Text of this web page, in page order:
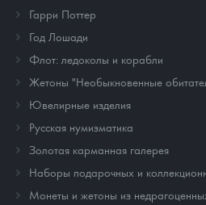
Гарри Поттер
Год Лошади
Флот: ледоколы и корабли
Жетоны "Необыкновенные
Ювелирные изделия
Русская нумизматика
Золотая карманная галерея
Наборы подарочных и
Монеты и жетоны из